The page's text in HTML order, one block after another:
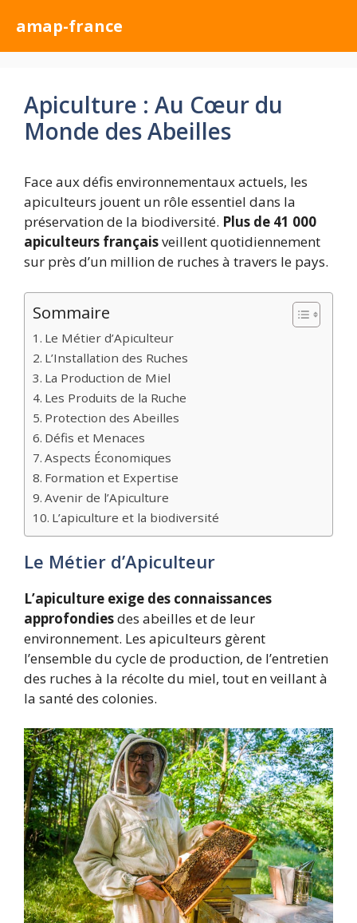
contenu
amap-france
Apiculture : Au Cœur du
Monde des Abeilles
Face aux défis environnementaux actuels, les
apiculteurs jouent un rôle essentiel dans la
préservation de la biodiversité. Plus de 41 000
apiculteurs françaisveillent quotidiennement
sur près d’un million de ruches à travers le pays.
Sommaire
Le Métier d’Apiculteur
L’Installation des Ruches
La Production de Miel
Les Produits de la Ruche
Protection des Abeilles
Défis et Menaces
Aspects Économiques
Formation et Expertise
Avenir de l’Apiculture
L’apiculture et la biodiversité
Le Métier d’Apiculteur
L’apiculture exige des connaissances
approfondiesdes abeilles et de leur
environnement. Les apiculteurs gèrent
l’ensemble du cycle de production, de l’entretien
des ruches à la récolte du miel, tout en veillant à
la santé des colonies.